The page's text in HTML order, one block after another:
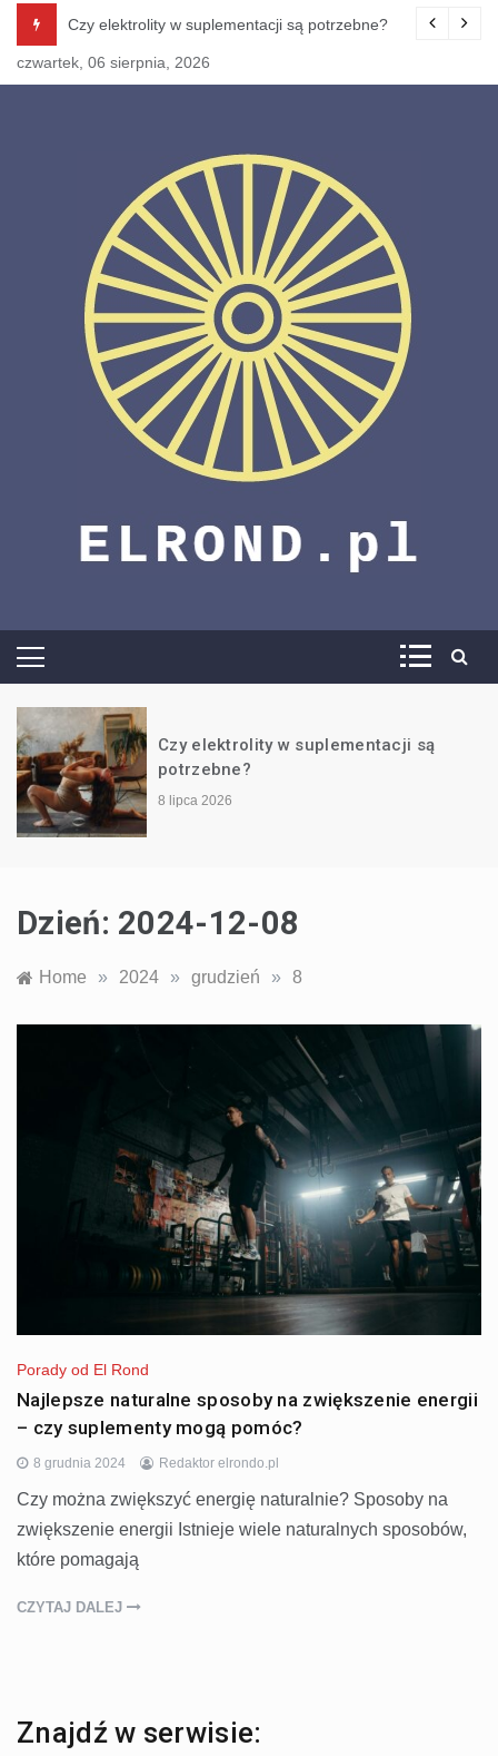
content
Czy elektrolity w suplementacji są potrzebne?
czwartek, 06 sierpnia, 2026
vademecum
wiedzy trening,
dieta i wiele
Czy elektrolity w suplementacji są
potrzebne?
8 lipca 2026
Dzień: 2024-12-08
Home » 2024 » grudzień » 8
Porady od El Rond
Najlepsze naturalne sposoby na zwiększenie energii
– czy suplementy mogą pomóc?
8 grudnia 2024 Redaktor elrondo.pl
Czy można zwiększyć energię naturalnie? Sposoby na
zwiększenie energii Istnieje wiele naturalnych sposobów,
które pomagają
CZYTAJ DALEJ
Znajdź w serwisie: